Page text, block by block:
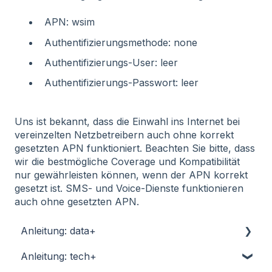
APN: wsim
Authentifizierungsmethode: none
Authentifizierungs-User: leer
Authentifizierungs-Passwort: leer
Uns ist bekannt, dass die Einwahl ins Internet bei
vereinzelten Netzbetreibern auch ohne korrekt
gesetzten APN funktioniert. Beachten Sie bitte, dass
wir die bestmögliche Coverage und Kompatibilität
nur gewährleisten können, wenn der APN korrekt
gesetzt ist. SMS- und Voice-Dienste funktionieren
auch ohne gesetzten APN.
Anleitung: data+
Schnell starten
Anleitung: tech+